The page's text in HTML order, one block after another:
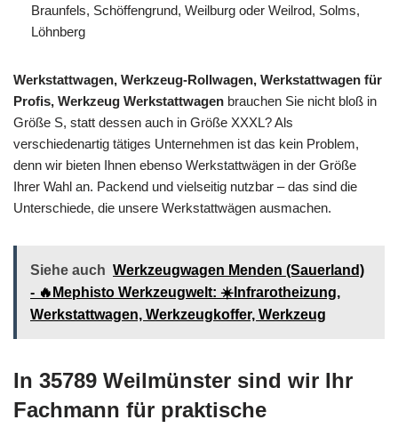
Braunfels, Schöffengrund, Weilburg oder Weilrod, Solms,
Löhnberg
Werkstattwagen, Werkzeug-Rollwagen, Werkstattwagen für
Profis, Werkzeug Werkstattwagen brauchen Sie nicht bloß in
Größe S, statt dessen auch in Größe XXXL? Als
verschiedenartig tätiges Unternehmen ist das kein Problem,
denn wir bieten Ihnen ebenso Werkstattwägen in der Größe
Ihrer Wahl an. Packend und vielseitig nutzbar – das sind die
Unterschiede, die unsere Werkstattwägen ausmachen.
Siehe auch Werkzeugwagen Menden (Sauerland)
- 🔥Mephisto Werkzeugwelt: ☀️Infrarotheizung,
Werkstattwagen, Werkzeugkoffer, Werkzeug
In 35789 Weilmünster sind wir Ihr
Fachmann für praktische